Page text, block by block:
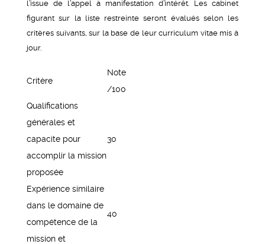
l’issue de l’appel à manifestation d’intérêt. Les cabinet
figurant sur la liste restreinte seront évalués selon les
critères suivants, sur la base de leur curriculum vitae mis à
jour.
Critère
Note
/100
Qualifications
générales et
capacite pour
accomplir la mission
proposée
30
Expérience similaire
dans le domaine de
compétence de la
mission et
40